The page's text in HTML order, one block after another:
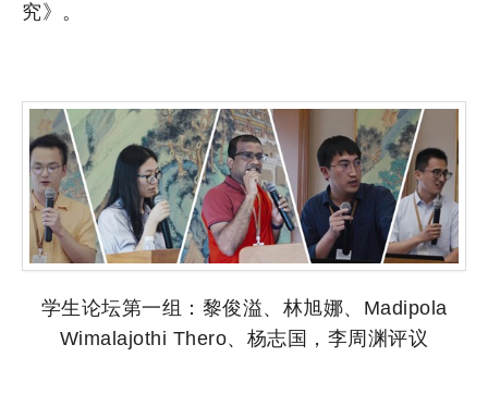
究》。
学生论坛第一组：黎俊溢、林旭娜、Madipola
Wimalajothi Thero、杨志国，李周渊评议